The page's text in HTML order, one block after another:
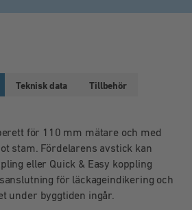
Teknisk data Tillbehör
för 110 mm mätare och med
stam. Fördelarens avstick kan
eller Quick & Easy koppling
för läckageindikering och
under byggtiden ingår.